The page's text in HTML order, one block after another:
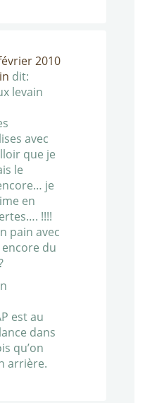
2010
dit:
levain
avec
que je
le
je
en
!!!!
pain avec
du
est au
dans
qu’on
arrière.